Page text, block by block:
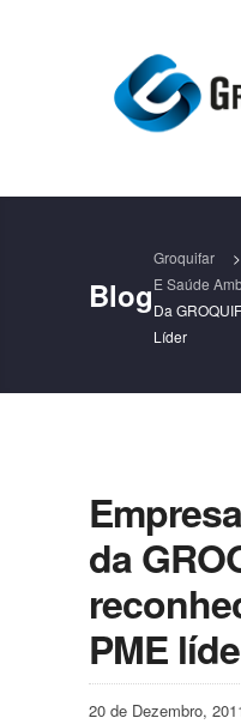
Blog
Groquifar >
E Saúde
Da
Líder
da
PME
20 de Dezembro,